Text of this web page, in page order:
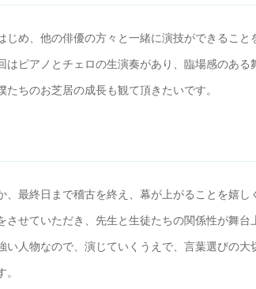
じめ、他の俳優の方々と一緒に演技ができるこ
はピアノとチェロの生演奏があり、臨場感のあ
たちのお芝居の成長も観て頂きたいです。
、最終日まで稽古を終え、幕が上がることを嬉
させていただき、先生と生徒たちの関係性が舞
い人物なので、演じていくうえで、言葉選びの